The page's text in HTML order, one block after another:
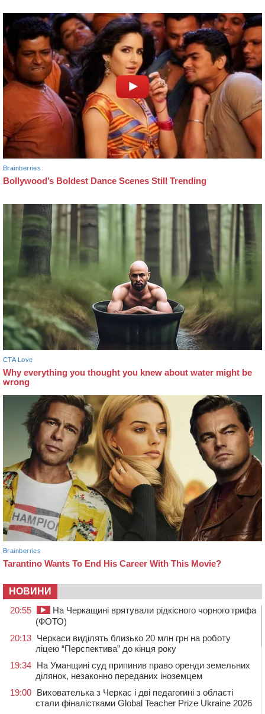
НОВИНИ
20:55
На Черкащині врятували рідкісного чорного грифа
(ФОТО)
20:13 Черкаси виділять близько 20 млн грн на роботу
ліцею “Перспектива” до кінця року
19:34 На Уманщині суд припинив право оренди земельних
ділянок, незаконно переданих іноземцем
19:00 Вихователька з Черкас і дві педагогині з області
стали фіналістками Global Teacher Prize Ukraine 2026